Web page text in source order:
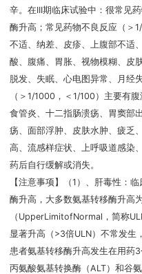
辛。在III期临床试验中：很常见
酶升高；常见药物不良反应（＞
不适、纳差、皮疹、上腹部不适
酸、腹痛、胃胀、视物模糊、皮
脱发、失眠、心电图异常、月经
（＞1/1000，＜1/100）主要有
食管炎、十二指肠溃疡、胃窦部
疡、面部浮肿、皮肤水肿、疲乏
高、流感样症状、上呼吸道感染
药后自行缓解或消失。
【注意事项】（1）、肝毒性：
酶升高，大多数氨基转移酶升高
（UpperLimitofNormal，简称
显著升高（>3倍ULN）不常发生
患者氨基转移酶升高发生在用药
丙氨酸氨基转换酶（ALT）和谷